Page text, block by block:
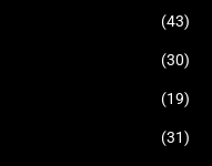
(43)
(30)
(19)
(31)